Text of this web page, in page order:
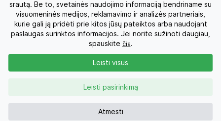
Apie mus
Privatumo politika
srautą. Be to, svetainės naudojimo informaciją bendriname su
visuomeninės medijos, reklamavimo ir analizės partneriais,
kurie gali ją pridėti prie kitos jūsų pateiktos arba naudojant
paslaugas surinktos informacijos. Jei norite sužinoti daugiau,
spauskite čia.
Atmesti
Leisti pasirinkimą
Leisti visus